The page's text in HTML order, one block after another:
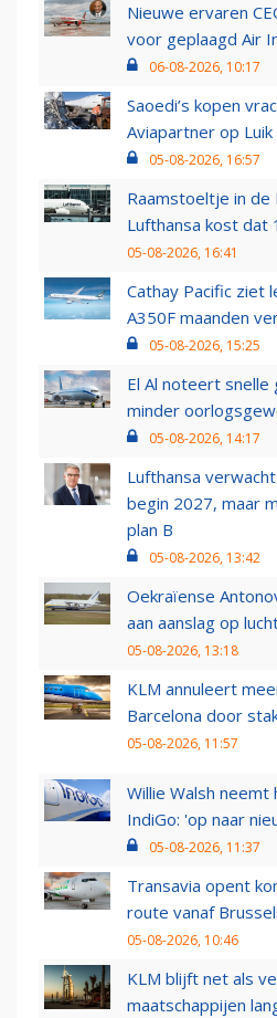
Nieuwe ervaren
voor geplaagd Air
06-08-2026, 10:17
Saoedi’s kopen
Aviapartner op
05-08-2026, 16:57
Raamstoeltje in de
Lufthansa kost dat
05-08-2026, 16:41
Cathay Pacific ziet
A350F maanden
05-08-2026, 15:25
El Al noteert
minder
05-08-2026, 14:17
Lufthansa
begin 2027, maar
plan B
05-08-2026, 13:42
Oekraïense
aan aanslag op
05-08-2026, 13:18
KLM annuleert
Barcelona door
05-08-2026, 11:57
Willie Walsh
IndiGo: 'op naar
05-08-2026, 11:37
Transavia opent
route vanaf
05-08-2026, 10:46
KLM blijft net als
maatschappijen